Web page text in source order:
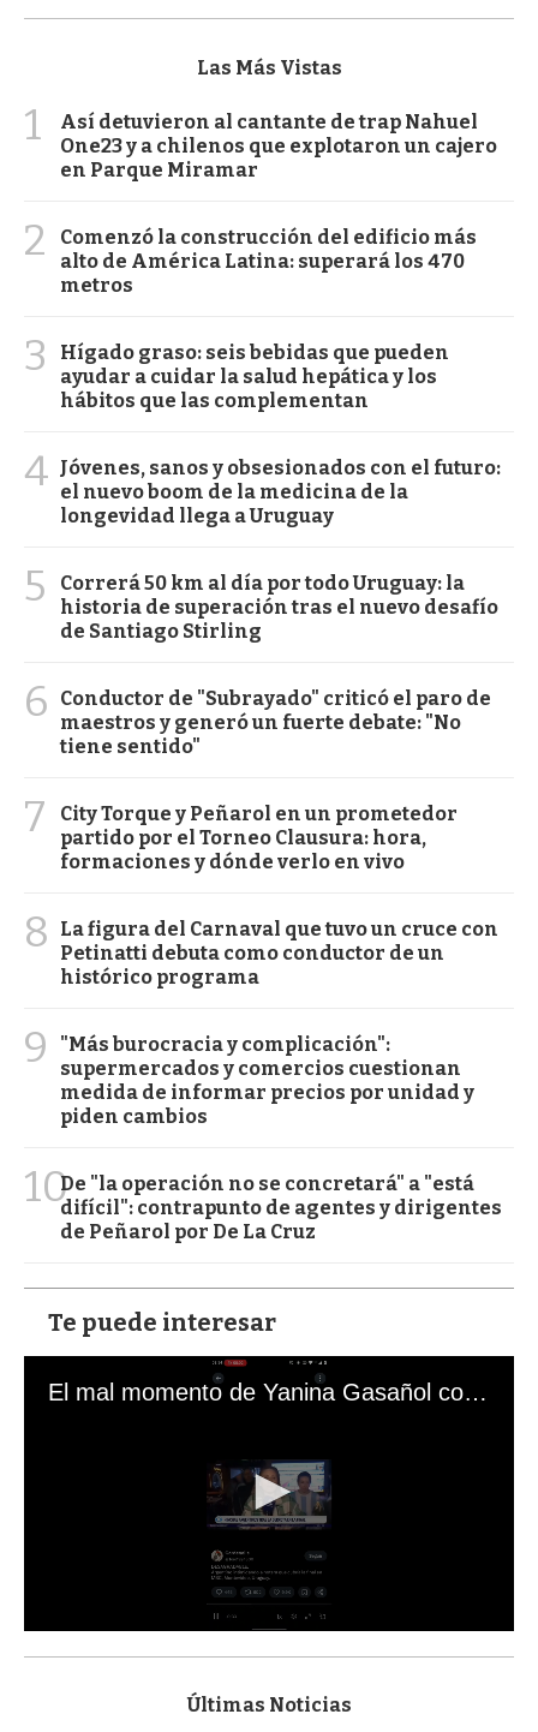
Las Más Vistas
1
Así detuvieron al cantante de trap Nahuel
One23 y a chilenos que explotaron un cajero
en Parque Miramar
2
Comenzó la construcción del edificio más
alto de América Latina: superará los 470
metros
3
Hígado graso: seis bebidas que pueden
ayudar a cuidar la salud hepática y los
hábitos que las complementan
4 Jóvenes, sanos y obsesionados con el futuro:
el nuevo boom de la medicina de la
longevidad llega a Uruguay
5
Correrá 50 km al día por todo Uruguay: la
historia de superación tras el nuevo desafío
de Santiago Stirling
6
Conductor de "Subrayado" criticó el paro de
maestros y generó un fuerte debate: "No
tiene sentido"
7
City Torque y Peñarol en un prometedor
partido por el Torneo Clausura: hora,
formaciones y dónde verlo en vivo
8
La figura del Carnaval que tuvo un cruce con
Petinatti debuta como conductor de un
histórico programa
9
"Más burocracia y complicación":
supermercados y comercios cuestionan
medida de informar precios por unidad y
piden cambios
10De "la operación no se concretará" a "está
difícil": contrapunto de agentes y dirigentes
de Peñarol por De La Cruz
Te puede interesar
El mal momento de Yanina Gasañol con un hincha argentino en "Subrayado"
s
Últimas Noticias